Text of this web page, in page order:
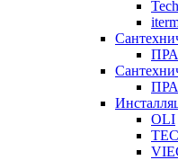
OLI